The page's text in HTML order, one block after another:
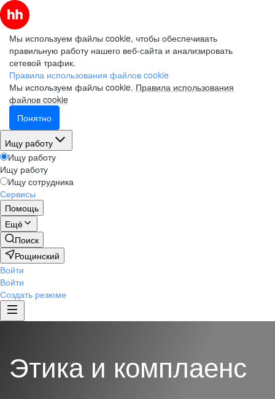
Мы используем файлы cookie, чтобы обеспечивать
правильную работу нашего веб-сайта и анализировать
сетевой трафик.
Правила использования файлов cookie
Мы используем файлы cookie. Правила использования
файлов cookie
Понятно
Ищу работу
Ищу работу
Ищу работу
Ищу сотрудника
Сервисы
Помощь
Ещё
Поиск
Рощинский
Войти
Войти
Создать резюме
Этика и комплаенс